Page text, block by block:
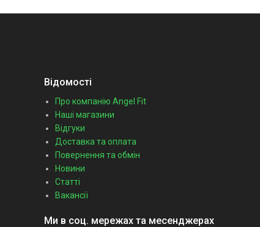
Відомості
Про компанію Angel Fit
Наші магазини
Відгуки
Доставка та оплата
Повернення та обмін
Новини
Статті
Вакансії
Ми в соц. мережах та месенджерах